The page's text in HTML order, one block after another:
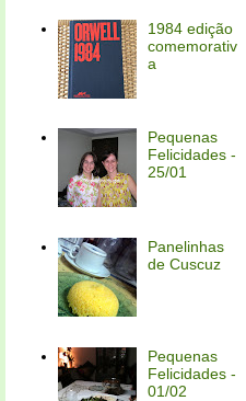
1984 edição
comemorativ
a
Pequenas
Felicidades -
25/01
Panelinhas
de Cuscuz
Pequenas
Felicidades -
01/02